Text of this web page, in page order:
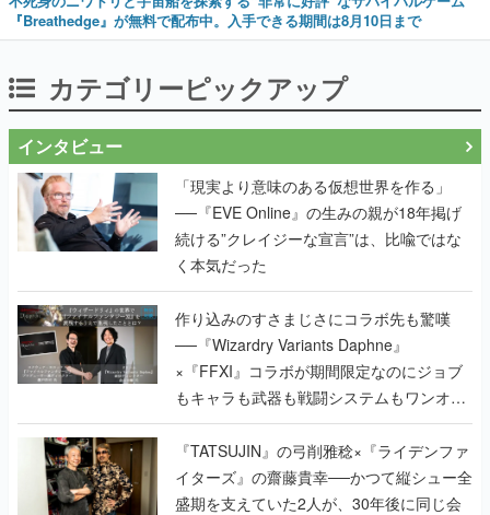
『Breathedge』が無料で配布中。入手できる期間は8月10日まで
カテゴリーピックアップ
インタビュー
「現実より意味のある仮想世界を作る」
──『EVE Online』の生みの親が18年掲げ
続ける”クレイジーな宣言”は、比喩ではな
く本気だった
作り込みのすさまじさにコラボ先も驚嘆
──『Wizardry Variants Daphne』
×『FFXI』コラボが期間限定なのにジョブ
もキャラも武器も戦闘システムもワンオフ
で作り込まれた理由を両ディレクターに聞
く
『TATSUJIN』の弓削雅稔×『ライデンファ
イターズ』の齋藤貴幸──かつて縦シュー全
盛期を支えていた2人が、30年後に同じ会